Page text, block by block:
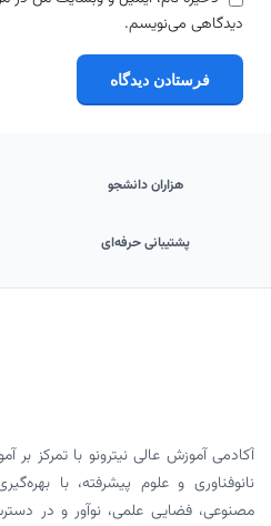
دیدگاهی می‌نویسم.
هزاران دانشجو
پشتیبانی حرفه‌ای
آکادمی آموزش عالی نیترونو با تمرکز
نانوفناوری و علوم پیشرفته، با
مصنوعی، فضایی علمی، نوآور و در